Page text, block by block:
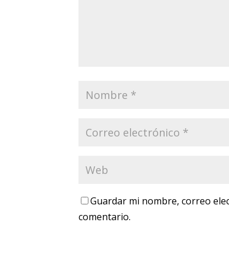
Guardar mi nombre, correo
comentario.